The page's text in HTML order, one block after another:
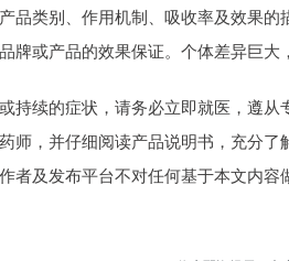
品类别、作用机制、吸收率及效果的
或产品的效果保证。个体差异巨大
持续的症状，请务必立即就医，遵从
师，并仔细阅读产品说明书，充分了
者及发布平台不对任何基于本文内容